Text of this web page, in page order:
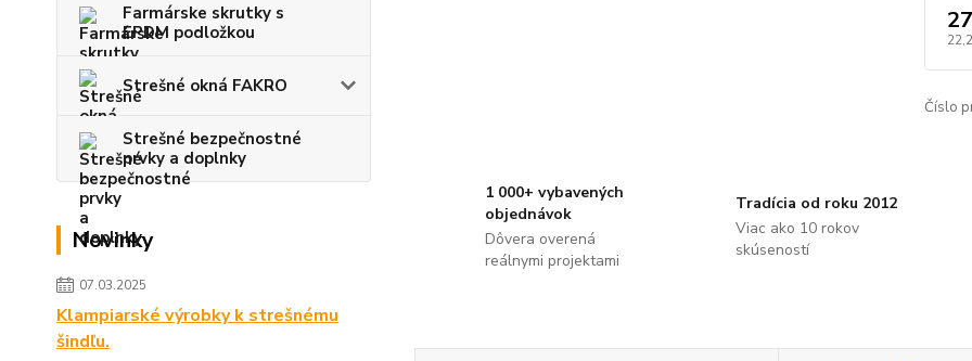
Farmárske skrutky s
EPDM podložkou
Strešné okná FAKRO
Strešné bezpečnostné
prvky a doplnky
Novinky
07.03.2025
Klampiarské výrobky k strešnému
šindľu.
Číslo
1 000+ vybavených
objednávok
Dôvera overená
reálnymi projektami
Tradícia od roku 2012
Viac ako 10 rokov
skúseností